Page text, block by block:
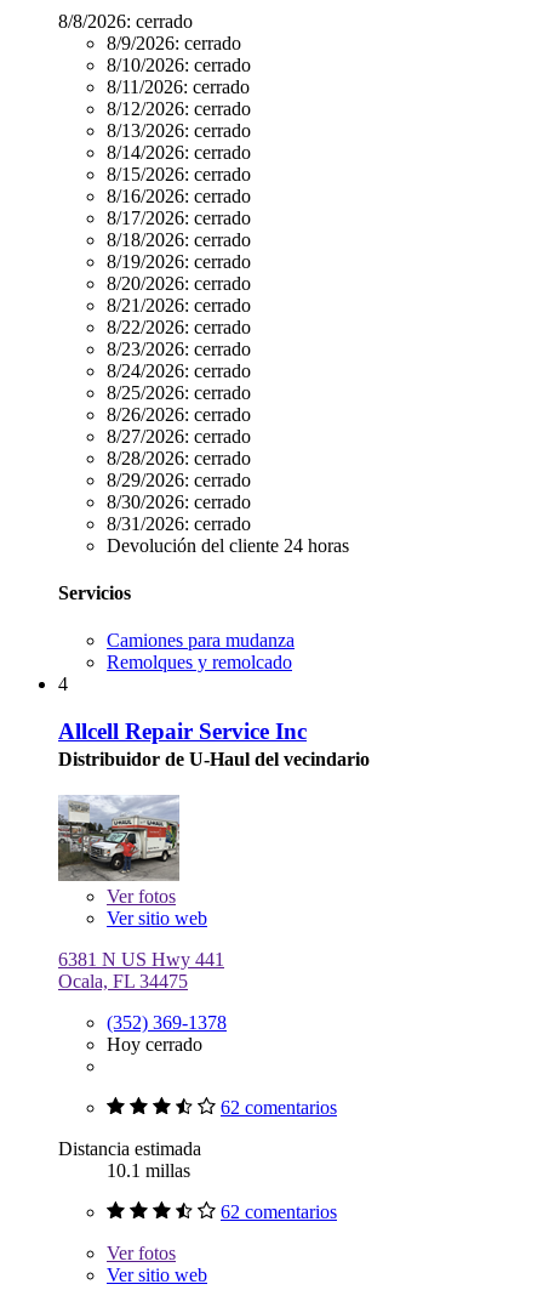
8/8/2026: cerrado
8/9/2026: cerrado
8/10/2026: cerrado
8/11/2026: cerrado
8/12/2026: cerrado
8/13/2026: cerrado
8/14/2026: cerrado
8/15/2026: cerrado
8/16/2026: cerrado
8/17/2026: cerrado
8/18/2026: cerrado
8/19/2026: cerrado
8/20/2026: cerrado
8/21/2026: cerrado
8/22/2026: cerrado
8/23/2026: cerrado
8/24/2026: cerrado
8/25/2026: cerrado
8/26/2026: cerrado
8/27/2026: cerrado
8/28/2026: cerrado
8/29/2026: cerrado
8/30/2026: cerrado
8/31/2026: cerrado
Devolución del cliente 24 horas
Servicios
Camiones para mudanza
Remolques y remolcado
4
Allcell Repair Service Inc
Distribuidor de U-Haul del vecindario
Verfotos
Ver sitio web
6381 N US Hwy 441
Ocala, FL 34475
(352) 369-1378
Hoy cerrado
62 comentarios
Distancia estimada
10.1 millas
62 comentarios
Verfotos
Ver sitio web